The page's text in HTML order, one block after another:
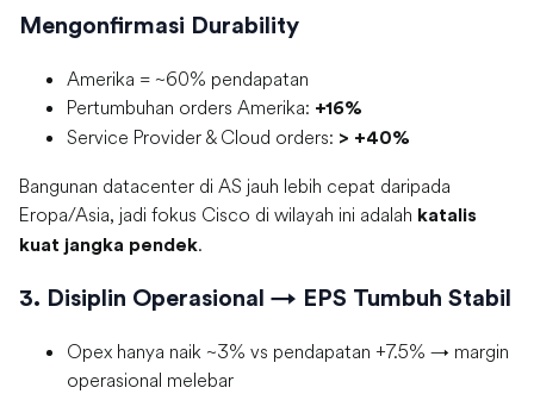
Mengonfirmasi Durability
Amerika = ~60% pendapatan
Pertumbuhan orders Amerika: +16%
Service Provider & Cloud orders: > +40%
Bangunan datacenter di AS jauh lebih cepat daripada
Eropa/Asia, jadi fokus Cisco di wilayah ini adalah katalis
kuat jangka pendek.
3. Disiplin Operasional → EPS Tumbuh Stabil
Opex hanya naik ~3% vs pendapatan +7.5% → margin
operasional melebar